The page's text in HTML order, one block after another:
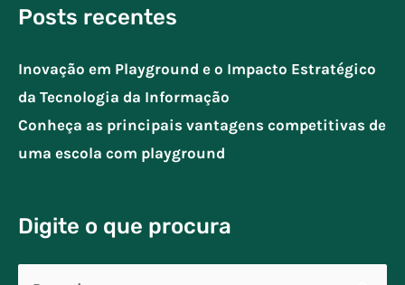
Posts recentes
Inovação em Playground e o Impacto Estratégico
da Tecnologia da Informação
Conheça as principais vantagens competitivas de
uma escola com playground
Digite o que procura